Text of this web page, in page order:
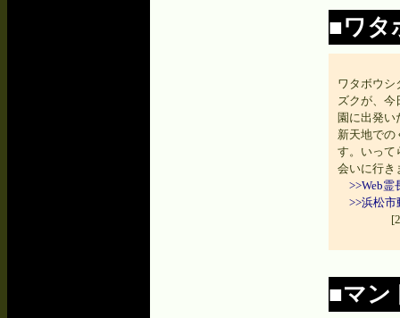
■ワタ
ワタボウシ
ズクが、今
園に出発い
新天地での
す。いって
会いに行き
>>Web
>>浜松
■マン